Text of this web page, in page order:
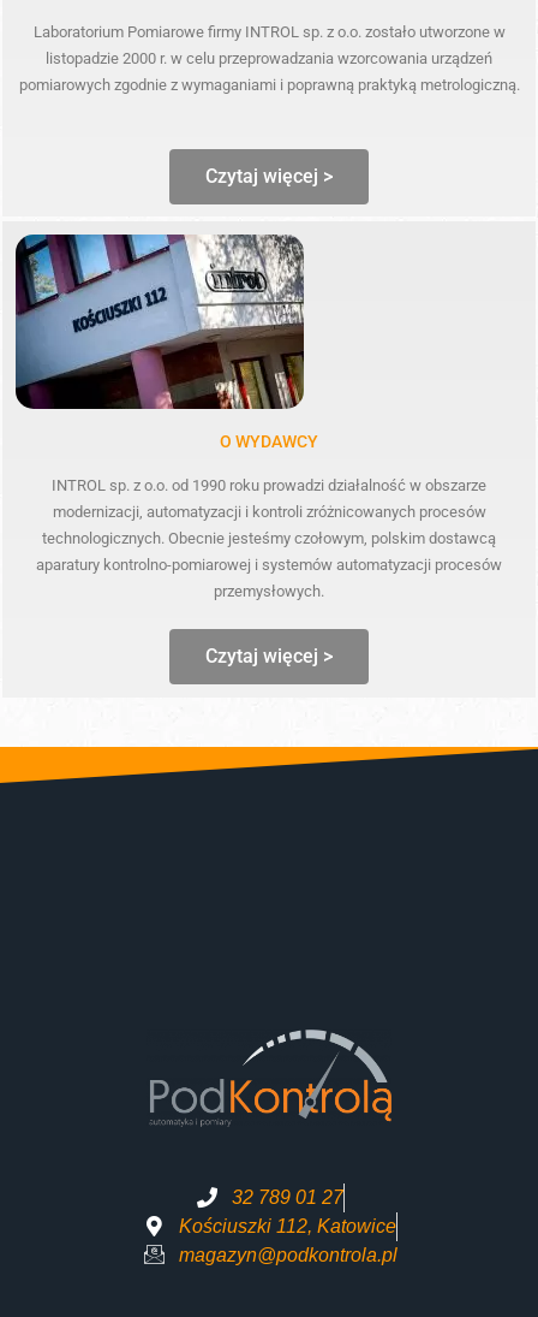
Laboratorium Pomiarowe firmy INTROL sp. z o.o. zostało utworzone w
listopadzie 2000 r. w celu przeprowadzania wzorcowania urządzeń
pomiarowych zgodnie z wymaganiami i poprawną praktyką metrologiczną.
Czytaj więcej >
O WYDAWCY
INTROL sp. z o.o. od 1990 roku prowadzi działalność w obszarze
modernizacji, automatyzacji i kontroli zróżnicowanych procesów
technologicznych. Obecnie jesteśmy czołowym, polskim dostawcą
aparatury kontrolno-pomiarowej i systemów automatyzacji procesów
przemysłowych.
Czytaj więcej >
32 789 01 27
Kościuszki 112, Katowice
magazyn@podkontrola.pl